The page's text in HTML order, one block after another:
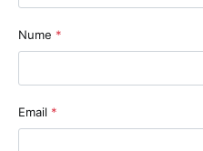
Nume *
Email *